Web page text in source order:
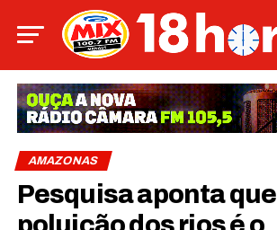
AMAZONAS
Pesquisa aponta que